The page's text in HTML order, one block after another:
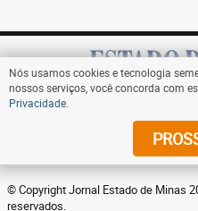
© Copyright Jornal Estado de Minas
reservados.
Nós usamos cookies e tecnologia
nossos serviços, você concorda com
Privacidade